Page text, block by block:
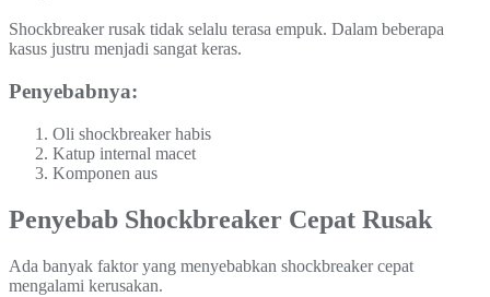
Shockbreaker rusak tidak selalu terasa empuk. Dalam beberapa
kasus justru menjadi sangat keras.
Penyebabnya:
Oli shockbreaker habis
Katup internal macet
Komponen aus
Penyebab Shockbreaker Cepat Rusak
Ada banyak faktor yang menyebabkan shockbreaker cepat
mengalami kerusakan.